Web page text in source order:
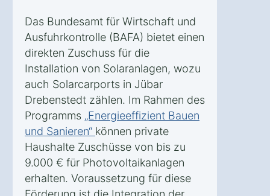
Das Bundesamt für Wirtschaft und
Ausfuhrkontrolle (BAFA) bietet einen
direkten Zuschuss für die
Installation von Solaranlagen, wozu
auch Solarcarports in Jübar
Drebenstedt zählen. Im Rahmen des
Programms „Energieeffizient Bauen
und Sanieren“ können private
Haushalte Zuschüsse von bis zu
9.000 € für Photovoltaikanlagen
erhalten. Voraussetzung für diese